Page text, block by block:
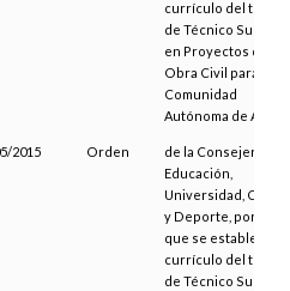
currículo del título
de Técnico
en Proyectos de
Obra Civil para la
Comunidad
Autónoma de
2015 Orden
de la Consejera de
Educación,
Universidad,
y Deporte, por la
que se establece el
currículo del título
de Técnico